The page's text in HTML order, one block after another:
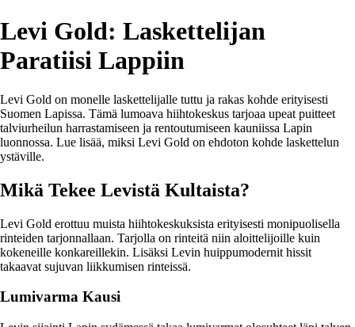
Levi Gold: Laskettelijan
Paratiisi Lappiin
Levi Gold on monelle laskettelijalle tuttu ja rakas kohde erityisesti
Suomen Lapissa. Tämä lumoava hiihtokeskus tarjoaa upeat puitteet
talviurheilun harrastamiseen ja rentoutumiseen kauniissa Lapin
luonnossa. Lue lisää, miksi Levi Gold on ehdoton kohde laskettelun
ystäville.
Mikä Tekee Levistä Kultaista?
Levi Gold erottuu muista hiihtokeskuksista erityisesti monipuolisella
rinteiden tarjonnallaan. Tarjolla on rinteitä niin aloittelijoille kuin
kokeneille konkareillekin. Lisäksi Levin huippumodernit hissit
takaavat sujuvan liikkumisen rinteissä.
Lumivarma Kausi